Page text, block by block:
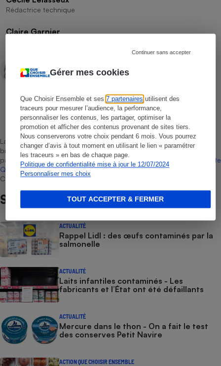
Gérer mes cookies
Que Choisir Ensemble et ses7 partenaires utilisent des
traceurs pour mesurer l’audience, la performance,
personnaliser les contenus, les partager, optimiser la
promotion et afficher des contenus provenant de sites tiers.
Nous conserverons votre choix pendant 6 mois. Vous pourrez
changer d’avis à tout moment en utilisant le lien « paramétrer
les traceurs » en bas de chaque page.
Politique de confidentialité mise à jour le 12/07/2024
Personnaliser mes choix
Continuer sans accepter
TOUT ACCEPTER & FERMER
Rédactrice technique
Claire Garnier
Rédactrice technique
Léa Girard
Rédactrice technique
La sélection de produits ou services est représentative du marché,
bien que non-exhaustive. À l’exception des autorisations données
par Bureau Veritas Certification conformément aux règles de
La Note
Que Choisir, il n’existe aucune relation contractuelle entre Que
Choisir Ensemble et les professionnels référencés.
Sur le même sujet
ACTUALITÉ
Rappel Lidl : des œufs contaminés par la
salmonelle
ACTUALITÉ
Laits infantiles contaminés - Les
fabricants et l’État ont été défaillants
ACTUALITÉ
Mercure dans le thon - On a fait le test
des conserves Petit Navire
ACTION QUE CHOISIR ENSEMBLE